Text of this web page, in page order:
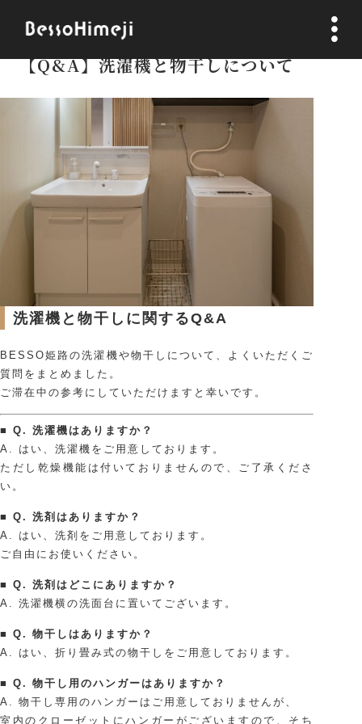
2026.05.15
【Q&A】洗濯機と物干しについて
洗濯機と物干しに関するQ&A
BESSO姫路の洗濯機や物干しについて、よくいただくご
質問をまとめました。
ご滞在中の参考にしていただけますと幸いです。
■ Q. 洗濯機はありますか？
A. はい、洗濯機をご用意しております。
ただし乾燥機能は付いておりませんので、ご了承くださ
い。
■ Q. 洗剤はありますか？
A. はい、洗剤をご用意しております。
ご自由にお使いください。
■ Q. 洗剤はどこにありますか？
A. 洗濯機横の洗面台に置いてございます。
■ Q. 物干しはありますか？
A. はい、折り畳み式の物干しをご用意しております。
■ Q. 物干し用のハンガーはありますか？
A. 物干し専用のハンガーはご用意しておりませんが、
室内のクローゼットにハンガーがございますので、そち
ホーム
News
Blog
観光スポット
アクセス
利用規約
プライバシーポリシー
お問い合わせ
ご予約はこちらから
ENGLISH